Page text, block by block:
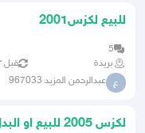
للبيع لكزس2001
5
بريدة
قبل ٢٢ ساعة
ع عبدالرحمن المزيد 967033
لكزس 2005 للبيع او البدل بجمس سييرا